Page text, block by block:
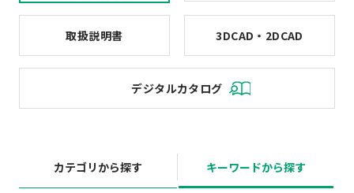
取扱説明書 3DCAD・2DCAD
デジタルカタログ
カテゴリから探す キーワードから探す